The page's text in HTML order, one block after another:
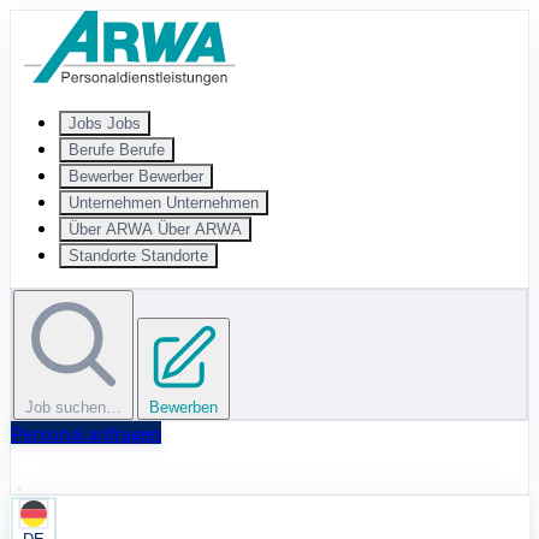
Zum Hauptinhalt springen
Jobs Jobs
Berufe Berufe
Bewerber Bewerber
Unternehmen Unternehmen
Über ARWA Über ARWA
Standorte Standorte
Job suchen… Bewerben
Personal anfragen